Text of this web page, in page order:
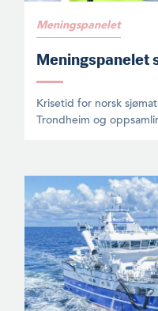
Meningspanelet
Meningspanelet
Krisetid for norsk
Trondheim og